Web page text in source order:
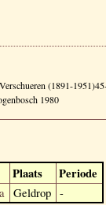
(1891-
1980
Plaats Periode
Geldrop -